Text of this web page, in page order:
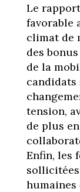
Le
favorable
climat de
des
de la
candidats
tension,
de plus
Enfin, les
humaines